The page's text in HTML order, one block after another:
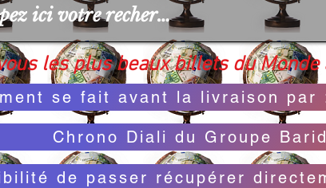
les plus beaux billets du
se fait avant la livraison par
Chrono Diali du Groupe
de passer récupérer